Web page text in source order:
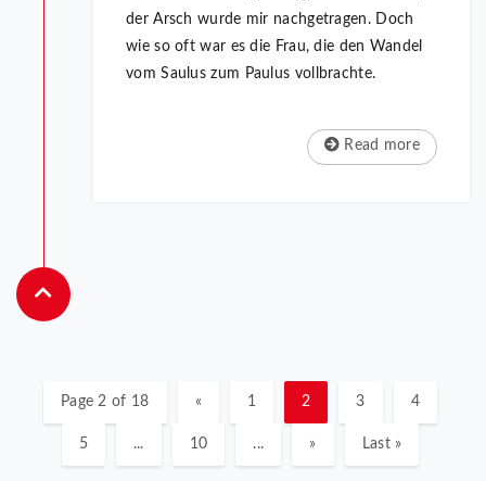
der Arsch wurde mir nachgetragen. Doch
wie so oft war es die Frau, die den Wandel
vom Saulus zum Paulus vollbrachte.
Read more
Page 2 of 18 « 1 2 3 4
5 ... 10 ... » Last »